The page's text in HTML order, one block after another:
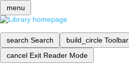
menu
search Search build_circle Toolbar
cancel Exit Reader Mode